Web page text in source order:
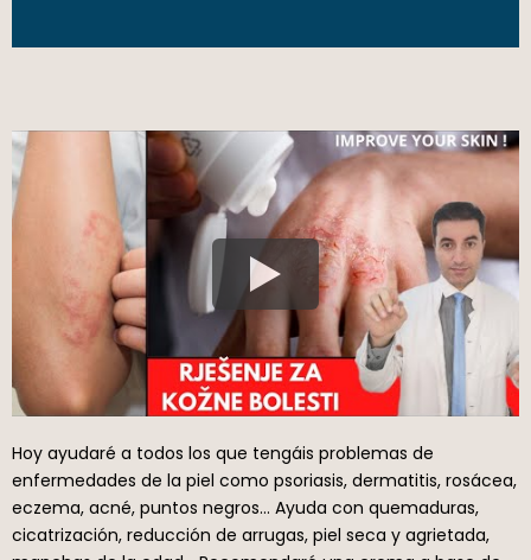
Hoy ayudaré a todos los que tengáis problemas de
enfermedades de la piel como psoriasis, dermatitis, rosácea,
eczema, acné, puntos negros… Ayuda con quemaduras,
cicatrización, reducción de arrugas, piel seca y agrietada,